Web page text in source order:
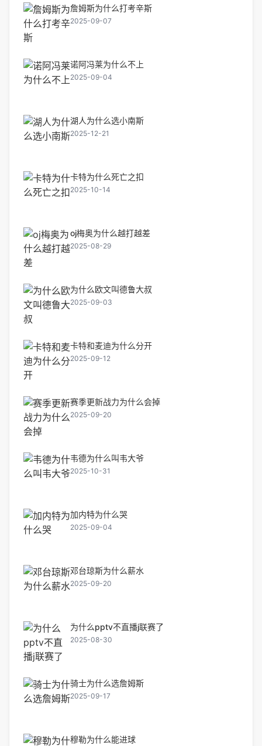
詹姆斯为什么打考辛斯
2025-09-07
诺阿冯莱为什么不上
2025-09-04
湖人为什么选小南斯
2025-12-21
卡特为什么死亡之扣
2025-10-14
oj梅奥为什么越打越差
2025-08-29
为什么欧文叫德鲁大叔
2025-09-03
卡特和麦迪为什么分开
2025-09-12
赛季更新战力为什么会掉
2025-09-20
韦德为什么叫韦大爷
2025-10-31
加内特为什么哭
2025-09-04
邓台琼斯为什么薪水
2025-09-20
为什么pptv不直播j联赛了
2025-08-30
骑士为什么选詹姆斯
2025-09-17
穆勒为什么能进球